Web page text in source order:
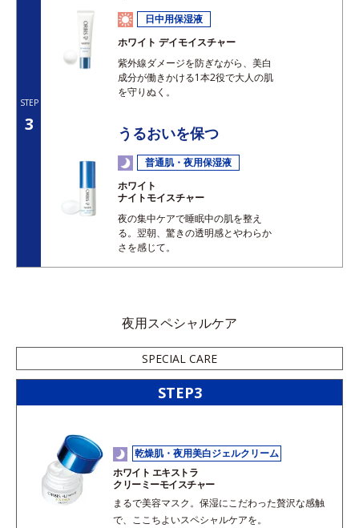
STEP
3
日中用保湿液
ホワイト デイモイスチャー
紫外線ダメージを防ぎながら、美白
成分が働きかける1本2役で大人の肌
を守りぬく。
うるおいを保つ
普通肌・夜用保湿液
ホワイト
ナイトモイスチャー
夜の集中ケアで睡眠中の肌を整え
る。翌朝、驚きの透明感とやわらか
さを感じて。
夜用スペシャルケア
SPECIAL CARE
STEP3
乾燥肌・夜用美白ジェルクリーム
ホワイト エキストラ
クリーミーモイスチャー
まるで美容マスク。保湿にこだわった贅沢な感触
で、ここちよいスペシャルケアを。